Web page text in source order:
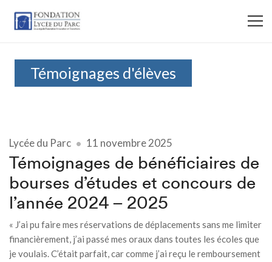
Témoignages d'élèves
Lycée du Parc 11 novembre 2025
Témoignages de bénéficiaires de
bourses d’études et concours de
l’année 2024 – 2025
« J’ai pu faire mes réservations de déplacements sans me limiter
financièrement, j’ai passé mes oraux dans toutes les écoles que
je voulais. C’était parfait, car comme j’ai reçu le remboursement